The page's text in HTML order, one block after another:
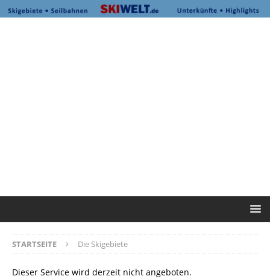
STARTSEITE Die Skigebiete
Dieser Service wird derzeit nicht angeboten.